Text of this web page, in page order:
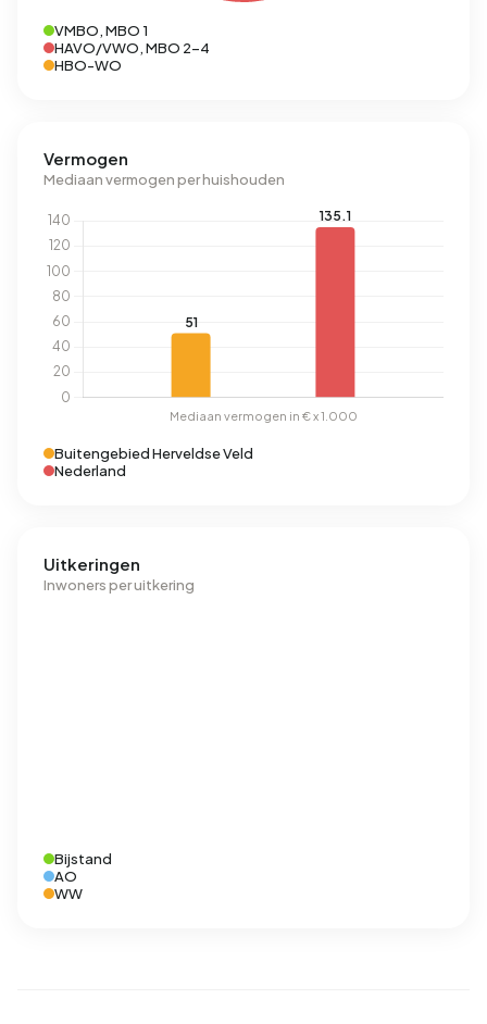
VMBO, MBO 1
HAVO/VWO, MBO 2-4
HBO-WO
Vermogen
Mediaan vermogen per huishouden
Buitengebied Herveldse Veld
Nederland
Uitkeringen
Inwoners per uitkering
Bijstand
AO
WW